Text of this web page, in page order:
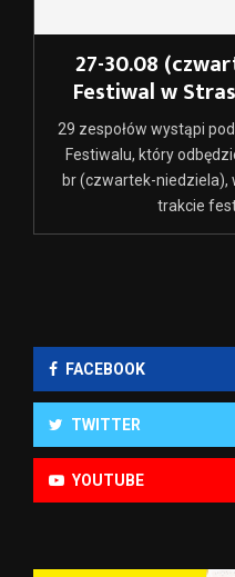
27-30.08
Festiwal w
29 zespołów wystąpi
Festiwalu, który
br (czwartek-niedziela),
trakcie
FACEBOOK
TWITTER
YOUTUBE